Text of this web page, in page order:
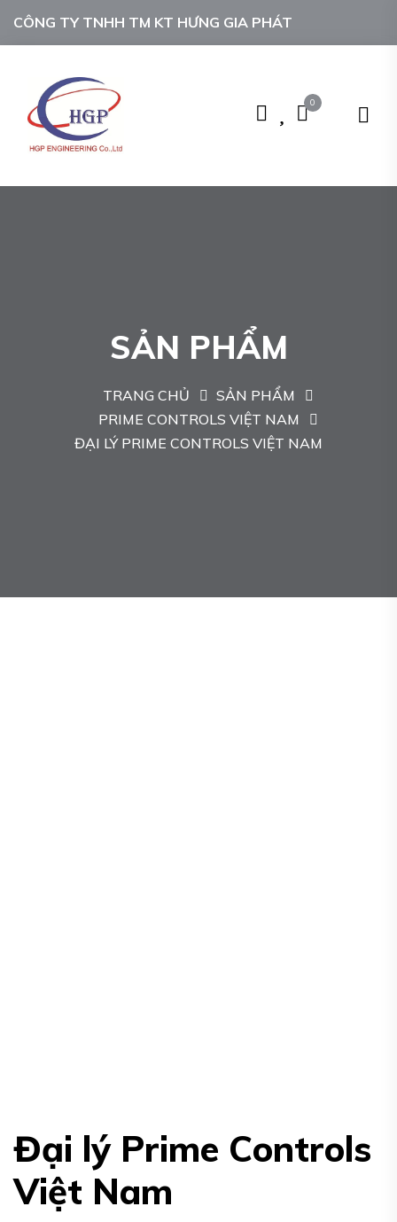
CÔNG TY TNHH TM KT HƯNG GIA PHÁT
0
SẢN PHẨM
TRANG CHỦ
SẢN PHẨM
PRIME CONTROLS VIỆT NAM
ĐẠI LÝ PRIME CONTROLS VIỆT NAM
Đại lý Prime Controls
Việt Nam